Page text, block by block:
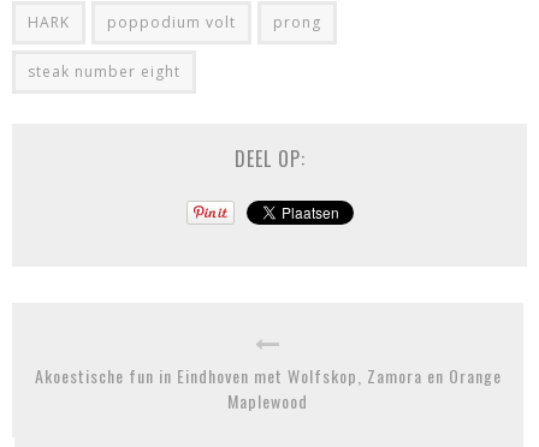
HARK poppodium volt prong
steak number eight
DEEL OP:
Akoestische fun in Eindhoven met Wolfskop, Zamora en Orange
Maplewood